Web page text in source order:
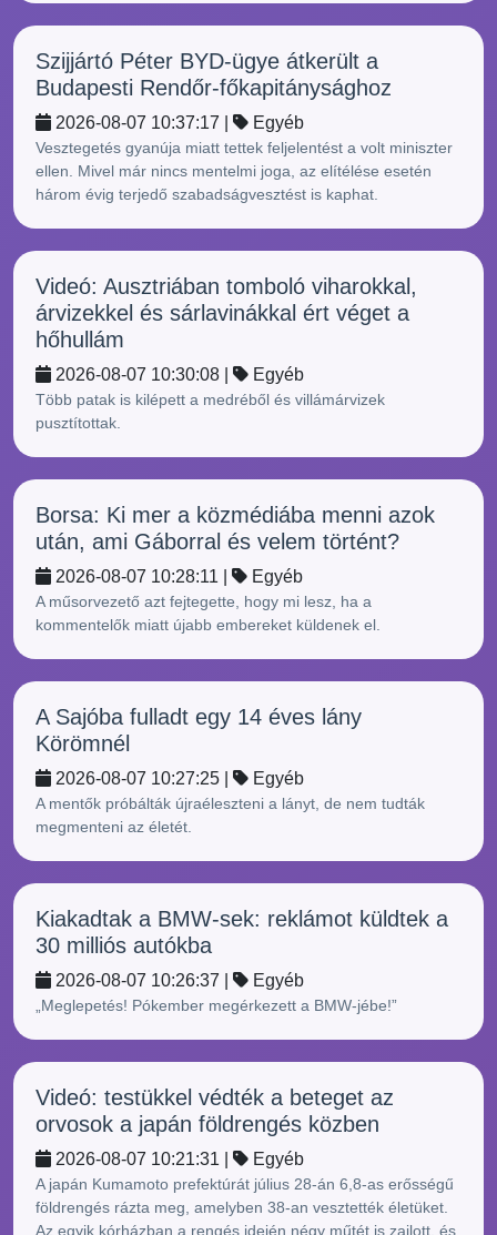
Szijjártó Péter BYD-ügye átkerült a
Budapesti Rendőr-főkapitánysághoz
2026-08-07 10:37:17 | Egyéb
Vesztegetés gyanúja miatt tettek feljelentést a volt miniszter
ellen. Mivel már nincs mentelmi joga, az elítélése esetén
három évig terjedő szabadságvesztést is kaphat.
Videó: Ausztriában tomboló viharokkal,
árvizekkel és sárlavinákkal ért véget a
hőhullám
2026-08-07 10:30:08 | Egyéb
Több patak is kilépett a medréből és villámárvizek
pusztítottak.
Borsa: Ki mer a közmédiába menni azok
után, ami Gáborral és velem történt?
2026-08-07 10:28:11 | Egyéb
A műsorvezető azt fejtegette, hogy mi lesz, ha a
kommentelők miatt újabb embereket küldenek el.
A Sajóba fulladt egy 14 éves lány
Körömnél
2026-08-07 10:27:25 | Egyéb
A mentők próbálták újraéleszteni a lányt, de nem tudták
megmenteni az életét.
Kiakadtak a BMW-sek: reklámot küldtek a
30 milliós autókba
2026-08-07 10:26:37 | Egyéb
„Meglepetés! Pókember megérkezett a BMW-jébe!”
Videó: testükkel védték a beteget az
orvosok a japán földrengés közben
2026-08-07 10:21:31 | Egyéb
A japán Kumamoto prefektúrát július 28-án 6,8-as erősségű
földrengés rázta meg, amelyben 38-an vesztették életüket.
Az egyik kórházban a rengés idején négy műtét is zajlott, és